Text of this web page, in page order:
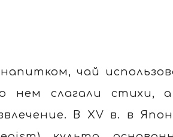
чай
нем слагали стихи,
В XV в. в